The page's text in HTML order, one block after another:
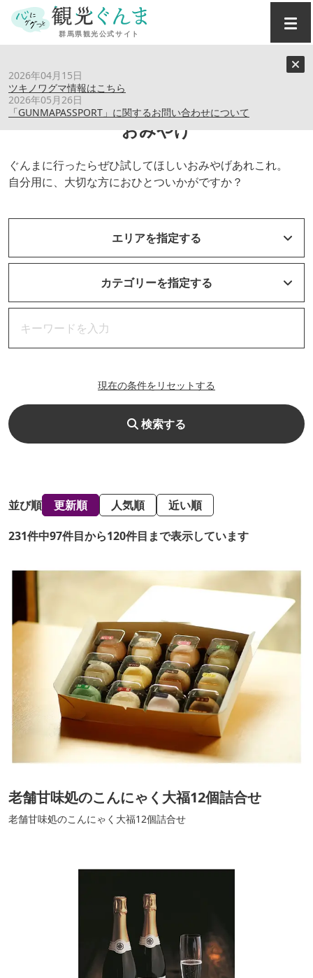
2026年04月15日
ツキノワグマ情報はこちら
2026年05月26日
「GUNMAPASSPORT」に関するお問い合わせについて
おみやげ
ぐんまに行ったらぜひ試してほしいおみやげあれこれ。
自分用に、大切な方におひとついかがですか？
エリアを指定する
カテゴリーを指定する
現在の条件をリセットする
検索する
並び順 更新順 人気順 近い順
231件中97件目から120件目まで表示しています
老舗甘味処のこんにゃく大福12個詰合せ
老舗甘味処のこんにゃく大福12個詰合せ